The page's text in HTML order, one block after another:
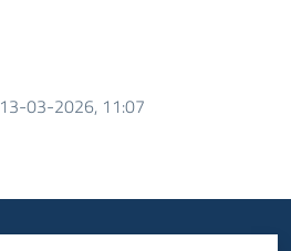
13-03-2026, 11:07